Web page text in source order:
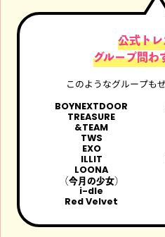
公式ト
グループ問わ
このようなグループも
BOYNEXTDOOR
TREASURE
&TEAM
TWS
EXO
ILLIT
LOONA
（今月の少女）
i-dle
Red Velvet